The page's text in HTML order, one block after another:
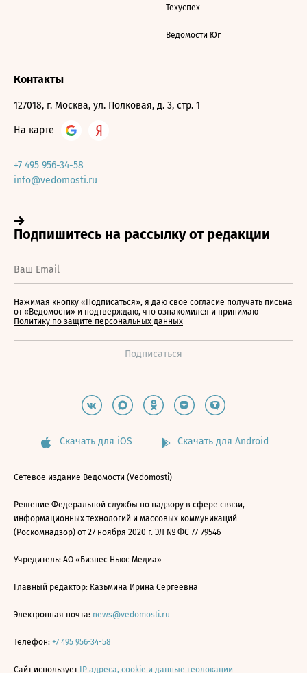
Техуспех
Ведомости Юг
Контакты
127018, г. Москва, ул. Полковая, д. 3, стр. 1
На карте
+7 495 956-34-58
info@vedomosti.ru
Нажимая кнопку «Подписаться», я даю свое согласие получать письма
от «Ведомости» и подтверждаю, что ознакомился и принимаю
Политику по защите персональных данных
Скачать для iOS Скачать для Android
Сетевое издание Ведомости (Vedomosti)
Решение Федеральной службы по надзору в сфере связи,
информационных технологий и массовых коммуникаций
(Роскомнадзор) от 27 ноября 2020 г. ЭЛ № ФС 77-79546
Учредитель: АО «Бизнес Ньюс Медиа»
Главный редактор: Казьмина Ирина Сергеевна
Электронная почта: news@vedomosti.ru
Телефон: +7 495 956-34-58
Сайт использует IP адреса, cookie и данные геолокации